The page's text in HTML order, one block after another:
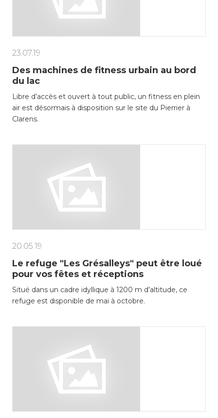
23.07.19
Des machines de fitness urbain au bord
du lac
Libre d’accès et ouvert à tout public, un fitness en plein
air est désormais à disposition sur le site du Pierrier à
Clarens.
20.05.19
Le refuge "Les Grésalleys" peut être loué
pour vos fêtes et réceptions
Situé dans un cadre idyllique à 1200 m d’altitude, ce
refuge est disponible de mai à octobre.